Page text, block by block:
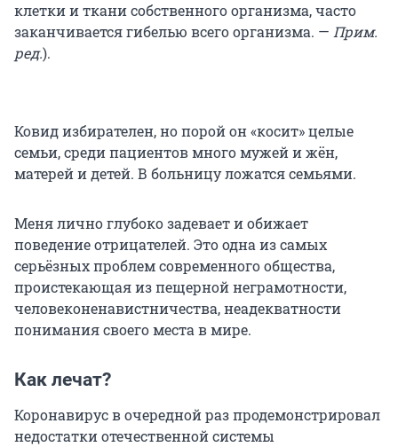
клетки и ткани собственного организма, часто
заканчивается гибелью всего организма. — Прим.
ред.).
Ковид избирателен, но порой он «косит» целые
семьи, среди пациентов много мужей и жён,
матерей и детей. В больницу ложатся семьями.
Меня лично глубоко задевает и обижает
поведение отрицателей. Это одна из самых
серьёзных проблем современного общества,
проистекающая из пещерной неграмотности,
человеконенавистничества, неадекватности
понимания своего места в мире.
Как лечат?
Коронавирус в очередной раз продемонстрировал
недостатки отечественной системы